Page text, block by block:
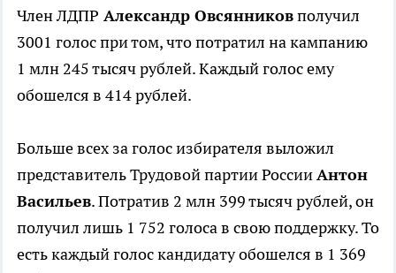
Член ЛДПР Александр Овсянниковполучил
3001 голос при том, что потратил на кампанию
1 млн 245 тысяч рублей. Каждый голос ему
обошелся в 414 рублей.
Больше всех за голос избирателя выложил
представитель Трудовой партии РоссииАнтон
Васильев. Потратив 2 млн 399 тысяч рублей, он
получил лишь 1 752 голоса в свою поддержку. То
есть каждый голос кандидату обошелся в 1 369